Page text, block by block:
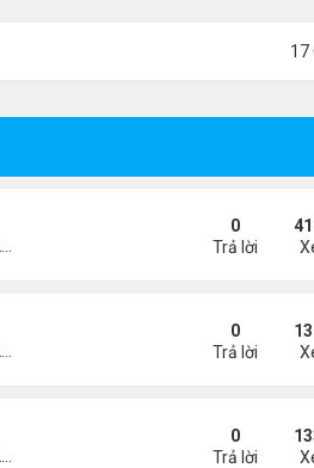
17
0
Trả lời
0
Trả lời
0
Trả lời